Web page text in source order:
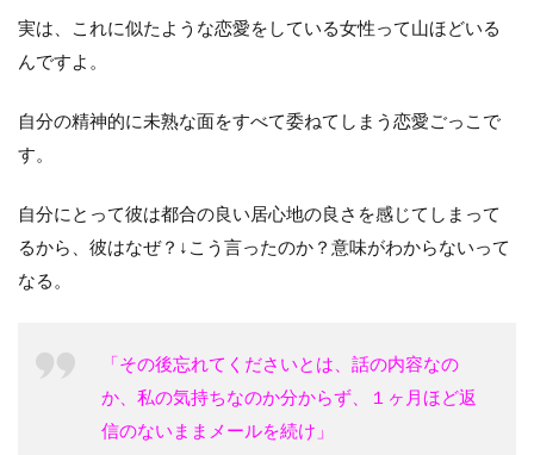
実は、これに似たような恋愛をしている女性って山ほどいる
んですよ。
自分の精神的に未熟な面をすべて委ねてしまう恋愛ごっこで
す。
自分にとって彼は都合の良い居心地の良さを感じてしまって
るから、彼はなぜ？↓こう言ったのか？意味がわからないって
なる。
「その後忘れてくださいとは、話の内容なの
か、 私の気持ちなのか分からず、１ヶ月ほど返
信のないままメールを続け」